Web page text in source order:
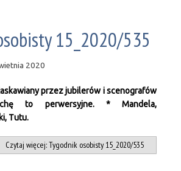
15_2020/535
2020
przez jubilerów i scenografów
to perwersyjne. * Mandela,
Tutu.
Czytaj więcej: Tygodnik osobisty 15_2020/535